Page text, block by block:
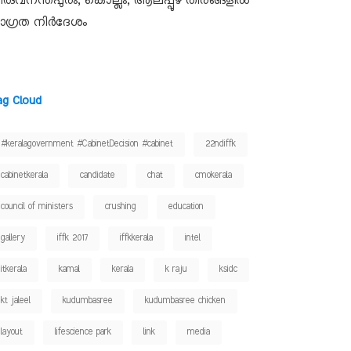
നിർദേശം
Cloud
#keralagovernment #CabinetDecision #cabinet 22ndiffk
cabinetkerala candidate chat cmokerala
council of ministers crushing education
gallery iffk 2017 iffkkerala intel
itkerala kamal kerala k raju ksidc
kt jaleel kudumbasree kudumbasree chicken
layout lifescience park link media